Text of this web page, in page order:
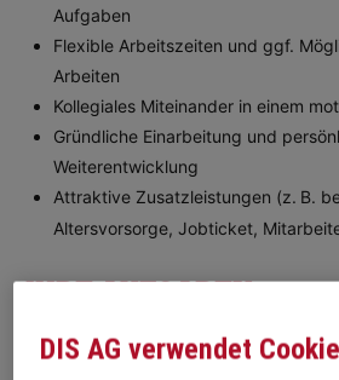
Aufgaben
Flexible Arbeitszeiten und ggf.
Arbeiten
Kollegiales Miteinander in einem
Gründliche Einarbeitung und
Weiterentwicklung
Attraktive Zusatzleistungen (z. B.
Altersvorsorge, Jobticket,
Eigenständige Betreuung der
DIS AG verwendet